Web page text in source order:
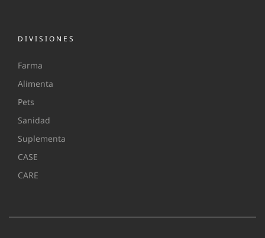
DIVISIONES
Farma
Alimenta
Pets
Sanidad
Suplementa
CASE
CARE